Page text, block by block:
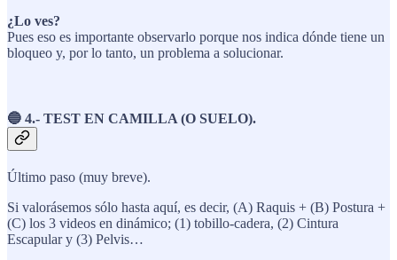
¿Lo ves?
Pues eso es importante observarlo porque nos indica dónde tiene un
bloqueo y, por lo tanto, un problema a solucionar.
🔵 4.- TEST EN CAMILLA (O SUELO).
Último paso (muy breve).
Si valorásemos sólo hasta aquí, es decir, (A) Raquis + (B) Postura +
(C) los 3 videos en dinámico; (1) tobillo-cadera, (2) Cintura
Escapular y (3) Pelvis…